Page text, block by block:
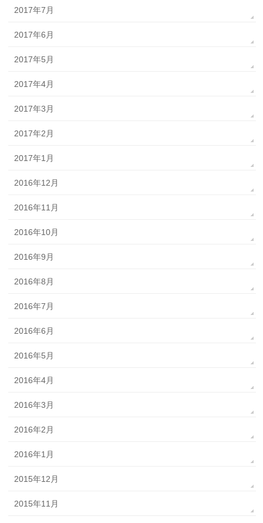
2017年7月
2017年6月
2017年5月
2017年4月
2017年3月
2017年2月
2017年1月
2016年12月
2016年11月
2016年10月
2016年9月
2016年8月
2016年7月
2016年6月
2016年5月
2016年4月
2016年3月
2016年2月
2016年1月
2015年12月
2015年11月